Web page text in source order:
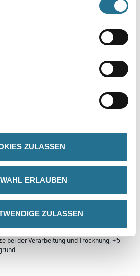
ZULASSEN
ERLAUBEN
ZULASSEN
und geruchsarm
bei der Verarbeitung und Trocknung: +5